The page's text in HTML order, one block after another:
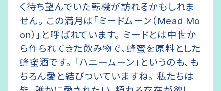
く待ち望んでいた転機が訪れるかもしれま
せん。 この満月は「ミードムーン（Mead Mo
on）」と呼ばれています。 ミードとは中世か
ら作られてきた飲み物で、蜂蜜を原料とした
蜂蜜酒です。 「ハニームーン」というのも、も
ちろん愛と結びついていますね。 私たちは